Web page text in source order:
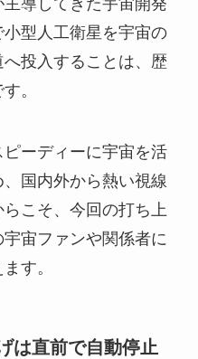
導してきた宇宙開発
型人工衛星を宇宙の
投入することは、歴
。
ーディーに宇宙を活
国内外から熱い視線
こそ、今回の打ち上
宙ファンや関係者に
す。
は直前で自動停止